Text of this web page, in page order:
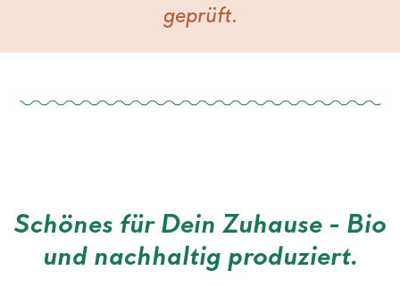
geprüft.
Schönes für Dein Zuhause - Bio
und nachhaltig produziert.